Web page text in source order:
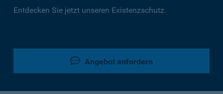
Entdecken Sie jetzt unseren Existenzschutz.
Angebot anfordern